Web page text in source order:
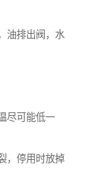
油排出阀，水
尽可能低一
，停用时放掉